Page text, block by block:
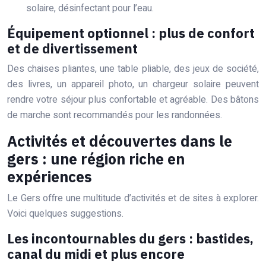
solaire, désinfectant pour l’eau.
Équipement optionnel : plus de confort
et de divertissement
Des chaises pliantes, une table pliable, des jeux de société,
des livres, un appareil photo, un chargeur solaire peuvent
rendre votre séjour plus confortable et agréable. Des bâtons
de marche sont recommandés pour les randonnées.
Activités et découvertes dans le
gers : une région riche en
expériences
Le Gers offre une multitude d’activités et de sites à explorer.
Voici quelques suggestions.
Les incontournables du gers : bastides,
canal du midi et plus encore